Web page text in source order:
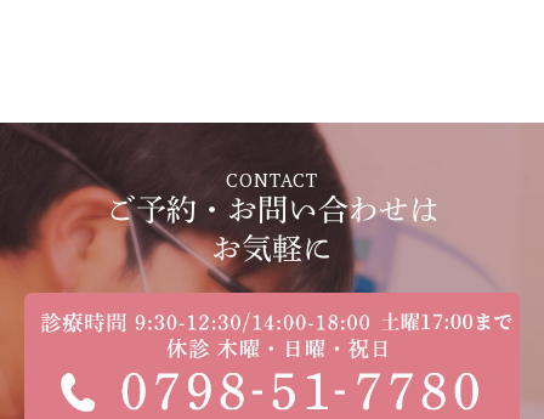
CONTACT
ご予約・お問い合わせは
お気軽に